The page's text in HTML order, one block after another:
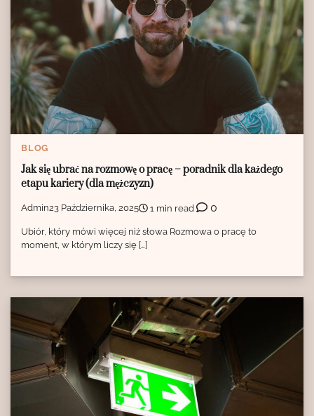
BLOG
Jak się ubrać na rozmowę o pracę – poradnik dla każdego
etapu kariery (dla mężczyzn)
Admin23 Października, 2025 1 min read 0
Ubiór, który mówi więcej niż słowa Rozmowa o pracę to
moment, w którym liczy się […]